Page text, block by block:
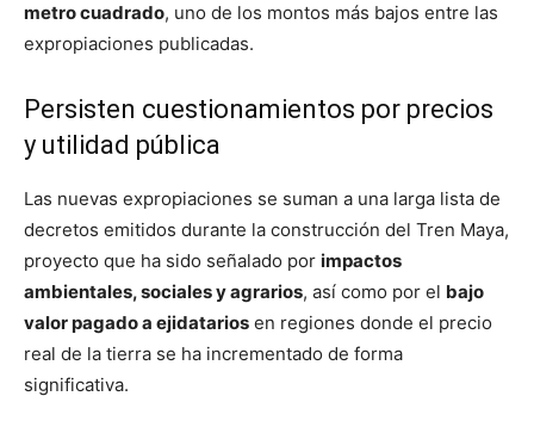
metro cuadrado, uno de los montos más bajos entre las
expropiaciones publicadas.
Persisten cuestionamientos por precios
y utilidad pública
Las nuevas expropiaciones se suman a una larga lista de
decretos emitidos durante la construcción del Tren Maya,
proyecto que ha sido señalado por impactos
ambientales, sociales y agrarios, así como por el bajo
valor pagado a ejidatarios en regiones donde el precio
real de la tierra se ha incrementado de forma
significativa.